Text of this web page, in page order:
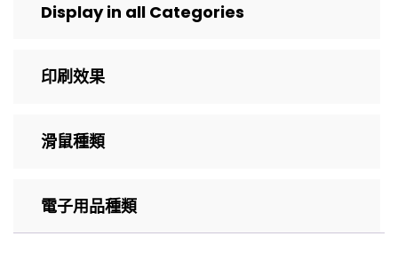
Display in all Categories
印刷效果
滑鼠種類
電子用品種類